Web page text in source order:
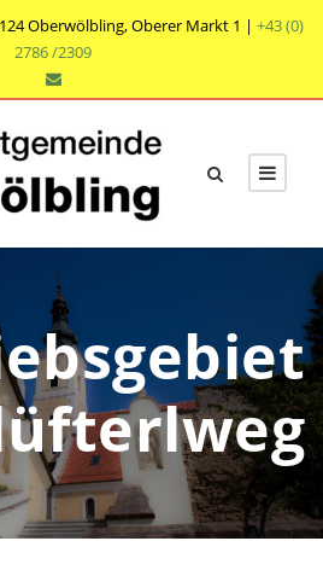
Oberwölbling, Oberer Markt 1 | +43 (0)
2786 /2309